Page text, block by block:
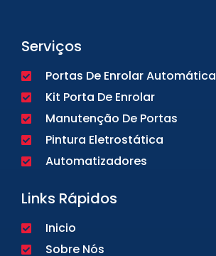
Serviços
Portas De Enrolar Automática
Kit Porta De Enrolar
Manutenção De Portas
Pintura Eletrostática
Automatizadores
Links Rápidos
Inicio
Sobre Nós